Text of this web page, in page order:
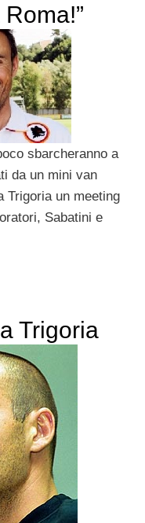
sbarcheranno a
da un mini van
Trigoria un meeting
Sabatini e
Trigoria